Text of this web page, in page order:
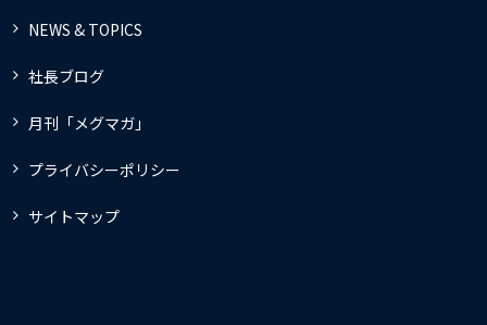
NEWS & TOPICS
社長ブログ
月刊「メグマガ」
プライバシーポリシー
サイトマップ